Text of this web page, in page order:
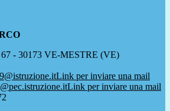
67 - 30173 VE-MESTRE (VE)
Link per inviare una mail
Link per inviare una mail